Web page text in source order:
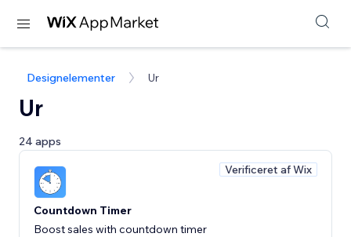
Designelementer Ur
Ur
24 apps
Verificeret af Wix
Countdown Timer
Boost sales with countdown timer